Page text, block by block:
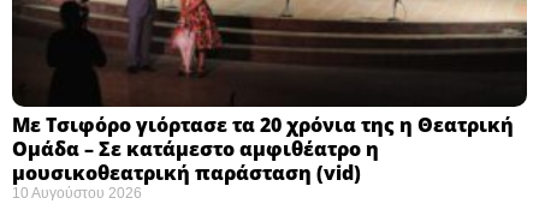
Με Τσιφόρο γιόρτασε τα 20 χρόνια της η Θεατρική
Ομάδα – Σε κατάμεστο αμφιθέατρο η
μουσικοθεατρική παράσταση (vid)
10 Αυγούστου 2026